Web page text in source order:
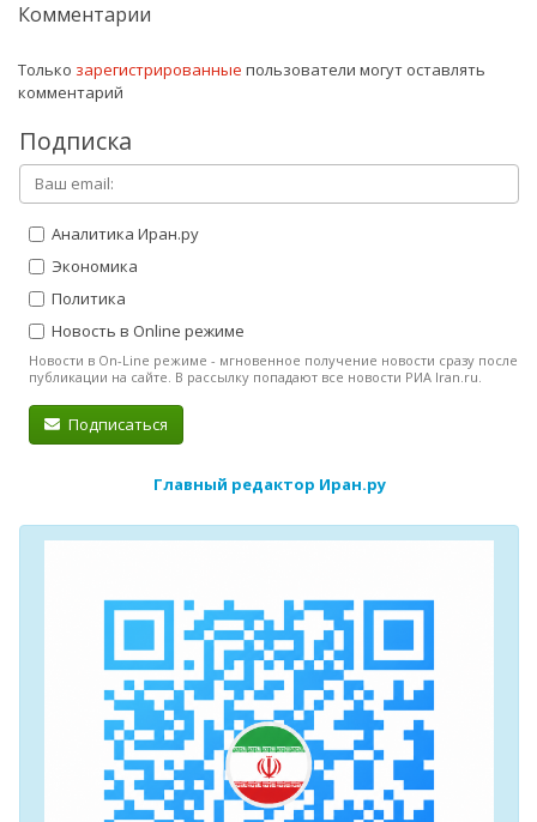
Комментарии
Только зарегистрированные пользователи могут оставлять
комментарий
Подписка
Аналитика Иран.ру
Экономика
Политика
Новость в Online режиме
Новости в On-Line режиме - мгновенное получение новости сразу после
публикации на сайте. В рассылку попадают все новости РИА Iran.ru.
Подписаться
Главный редактор Иран.ру